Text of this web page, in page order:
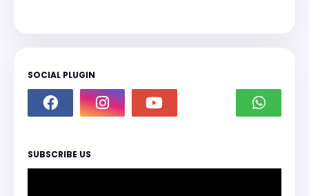
SOCIAL PLUGIN
SUBSCRIBE US